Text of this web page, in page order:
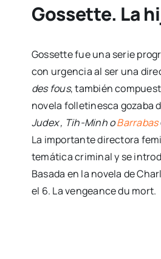
Gossette. La
Gossette fue una serie
con urgencia al ser una
des fous, también
novela folletinesca gozaba
Judex , Tih-Minh oBarrabas
La importante directora
temática criminal y se
Basada en la novela de
el 6. La vengeance du mort.